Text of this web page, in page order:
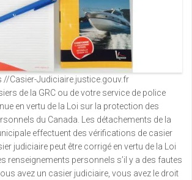
//Casier-Judiciaire.justice.gouv.fr
de la GRC ou de votre service de police
en vertu de la Loi sur la protection des
du Canada. Les détachements de la
effectuent des vérifications de casier
judiciaire peut être corrigé en vertu de la Loi
renseignements personnels s’il y a des fautes
avez un casier judiciaire, vous avez le droit